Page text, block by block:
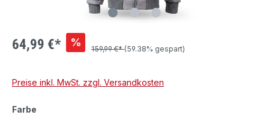
64,99 €* %
159,99 €*(59.38% gespart)
Preise inkl. MwSt. zzgl. Versandkosten
Farbe